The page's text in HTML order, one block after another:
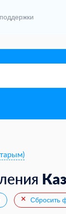
Сбросить